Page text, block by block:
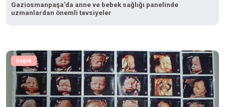
Gaziosmanpaşa’da anne ve bebek sağlığı panelinde
uzmanlardan önemli tavsiyeler
Sağlık